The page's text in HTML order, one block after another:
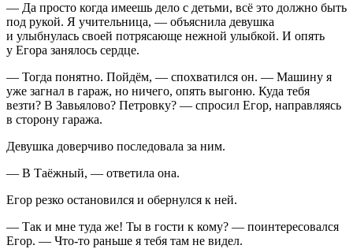
— Да просто когда имеешь дело с детьми, всё это должно быть
под рукой. Я учительница, — объяснила девушка
и улыбнулась своей потрясающе нежной улыбкой. И опять
у Егора занялось сердце.
— Тогда понятно. Пойдём, — спохватился он. — Машину я
уже загнал в гараж, но ничего, опять выгоню. Куда тебя
везти? В Завьялово? Петровку? — спросил Егор, направляясь
в сторону гаража.
Девушка доверчиво последовала за ним.
— В Таёжный, — ответила она.
Егор резко остановился и обернулся к ней.
— Так и мне туда же! Ты в гости к кому? — поинтересовался
Егор. — Что-то раньше я тебя там не видел.